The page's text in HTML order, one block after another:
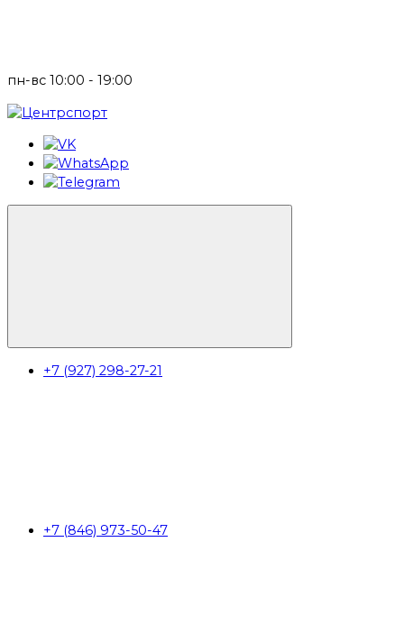
пн-вс 10:00 - 19:00
+7 (927) 298-27-21
+7 (846) 973-50-47